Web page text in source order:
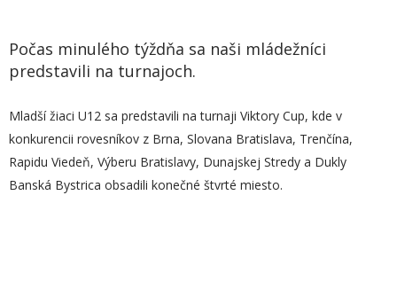
Počas minulého týždňa sa naši mládežníci
predstavili na turnajoch.
Mladší žiaci U12 sa predstavili na turnaji Viktory Cup, kde v
konkurencii rovesníkov z Brna, Slovana Bratislava, Trenčína,
Rapidu Viedeň, Výberu Bratislavy, Dunajskej Stredy a Dukly
Banská Bystrica obsadili konečné štvrté miesto.